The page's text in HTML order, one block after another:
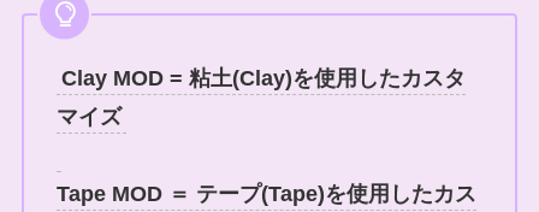
Clay MOD = 粘土(Clay)を使用したカスタ
マイズ
Tape MOD ＝ テープ(Tape)を使用したカス